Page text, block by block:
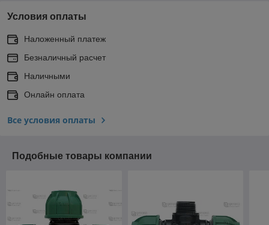
Условия оплаты
Наложенный платеж
Безналичный расчет
Наличными
Онлайн оплата
Все условия оплаты
Подобные товары компании